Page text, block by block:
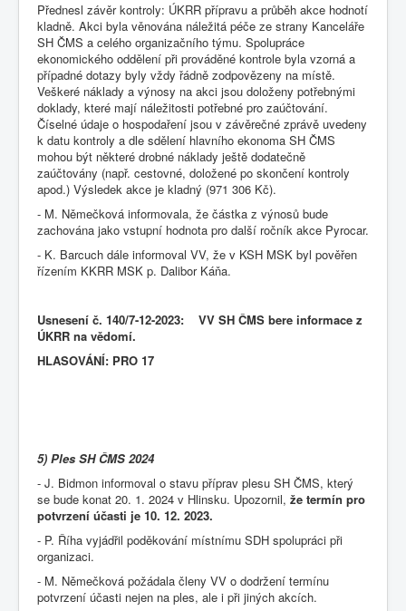
Přednesl závěr kontroly: ÚKRR přípravu a průběh akce hodnotí
kladně. Akci byla věnována náležitá péče ze strany Kanceláře
SH ČMS a celého organizačního týmu. Spolupráce
ekonomického oddělení při prováděné kontrole byla vzorná a
případné dotazy byly vždy řádně zodpovězeny na místě.
Veškeré náklady a výnosy na akci jsou doloženy potřebnými
doklady, které mají náležitosti potřebné pro zaúčtování.
Číselné údaje o hospodaření jsou v závěrečné zprávě uvedeny
k datu kontroly a dle sdělení hlavního ekonoma SH ČMS
mohou být některé drobné náklady ještě dodatečně
zaúčtovány (např. cestovné, doložené po skončení kontroly
apod.) Výsledek akce je kladný (971 306 Kč).
- M. Němečková informovala, že částka z výnosů bude
zachována jako vstupní hodnota pro další ročník akce Pyrocar.
- K. Barcuch dále informoval VV, že v KSH MSK byl pověřen
řízením KKRR MSK p. Dalibor Káňa.
Usnesení č. 140/7-12-2023: VV SH ČMS bere informace z
ÚKRR na vědomí.
HLASOVÁNÍ: PRO 17
5) Ples SH ČMS 2024
- J. Bidmon informoval o stavu příprav plesu SH ČMS, který
se bude konat 20. 1. 2024 v Hlinsku. Upozornil, že termín pro
potvrzení účasti je 10. 12. 2023.
- P. Říha vyjádřil poděkování místnímu SDH spolupráci při
organizaci.
- M. Němečková požádala členy VV o dodržení termínu
potvrzení účasti nejen na ples, ale i při jiných akcích.